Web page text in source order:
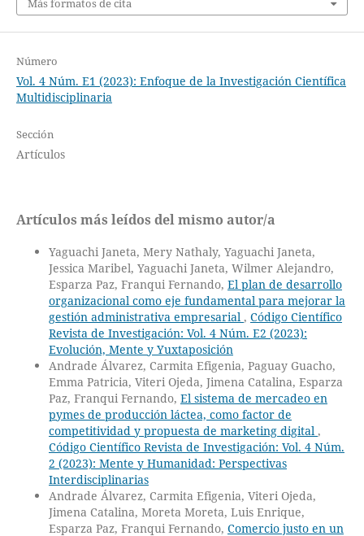
Más formatos de cita
Número
Vol. 4 Núm. E1 (2023): Enfoque de la Investigación Científica
Multidisciplinaria
Sección
Artículos
Artículos más leídos del mismo autor/a
Yaguachi Janeta, Mery Nathaly, Yaguachi Janeta,
Jessica Maribel, Yaguachi Janeta, Wilmer Alejandro,
Esparza Paz, Franqui Fernando, El plan de desarrollo
organizacional como eje fundamental para mejorar la
gestión administrativa empresarial , Código Científico
Revista de Investigación: Vol. 4 Núm. E2 (2023):
Evolución, Mente y Yuxtaposición
Andrade Álvarez, Carmita Efigenia, Paguay Guacho,
Emma Patricia, Viteri Ojeda, Jimena Catalina, Esparza
Paz, Franqui Fernando, El sistema de mercadeo en
pymes de producción láctea, como factor de
competitividad y propuesta de marketing digital ,
Código Científico Revista de Investigación: Vol. 4 Núm.
2 (2023): Mente y Humanidad: Perspectivas
Interdisciplinarias
Andrade Álvarez, Carmita Efigenia, Viteri Ojeda,
Jimena Catalina, Moreta Moreta, Luis Enrique,
Esparza Paz, Franqui Fernando, Comercio justo en un